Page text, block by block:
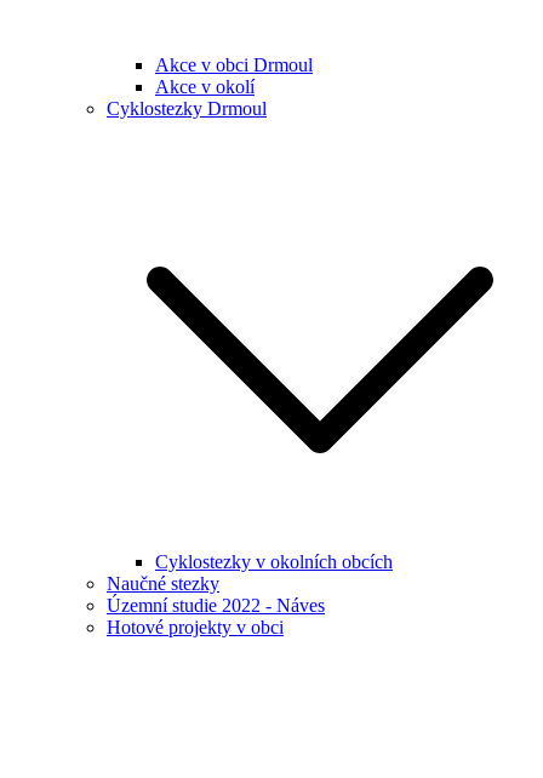
Akce v obci Drmoul
Akce v okolí
Cyklostezky Drmoul
Cyklostezky v okolních obcích
Naučné stezky
Územní studie 2022 - Náves
Hotové projekty v obci